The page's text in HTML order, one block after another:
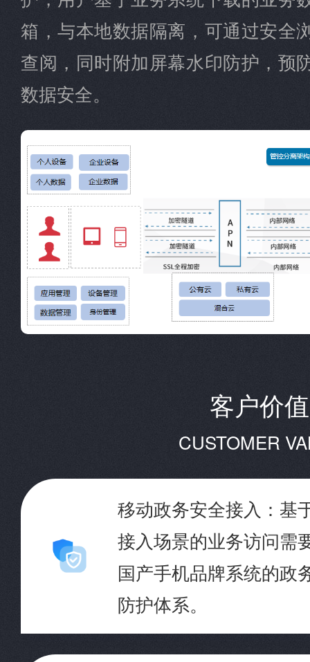
箱，与本地数据隔离，可通过安全
查阅，同时附加屏幕水印防护，预
数据安全。
客户价值
CUSTOMER
移动政务安全接入：基
接入场景的业务访问需
国产手机品牌系统的政
防护体系。